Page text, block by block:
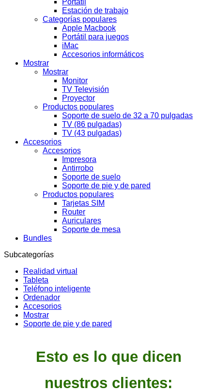
Portátil
Estación de trabajo
Categorías populares
Apple Macbook
Portátil para juegos
iMac
Accesorios informáticos
Mostrar
Mostrar
Monitor
TV Televisión
Proyector
Productos populares
Soporte de suelo de 32 a 70 pulgadas
TV (86 pulgadas)
TV (43 pulgadas)
Accesorios
Accesorios
Impresora
Antirrobo
Soporte de suelo
Soporte de pie y de pared
Productos populares
Tarjetas SIM
Router
Auriculares
Soporte de mesa
Bundles
Subcategorías
Realidad virtual
Tableta
Teléfono inteligente
Ordenador
Accesorios
Mostrar
Soporte de pie y de pared
Esto es lo que dicen
nuestros clientes: